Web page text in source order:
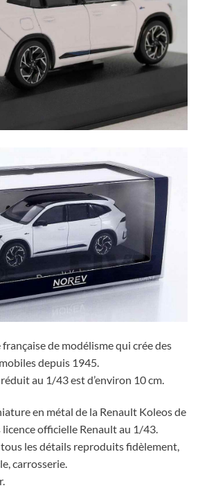
de modélisme qui crée des
depuis 1945.
au 1/43 est d’environ 10 cm.
en métal de la Renault Koleos de
officielle Renault au 1/43.
les détails reproduits fidèlement,
carrosserie.